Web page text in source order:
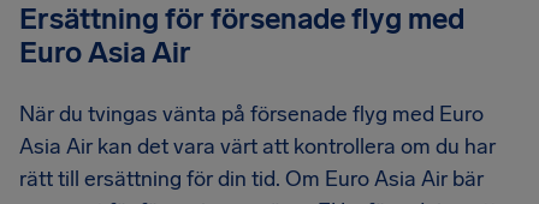
Ersättning för försenade flyg med
Euro Asia Air
När du tvingas vänta på försenade flyg med Euro
Asia Air kan det vara värt att kontrollera om du har
rätt till ersättning för din tid. Om Euro Asia Air bär